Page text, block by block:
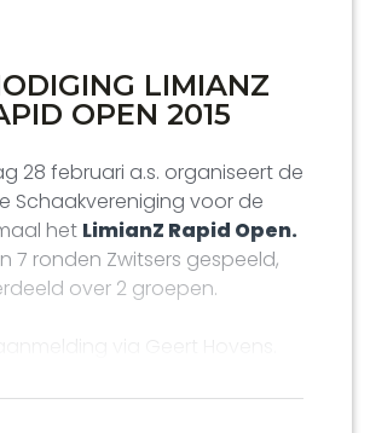
LIMIANZ
OPEN 2015
28 februari a.s. organiseert de
Schaakvereniging voor de
het LimianZ Rapid Open.
7 ronden Zwitsers gespeeld,
over 2 groepen.